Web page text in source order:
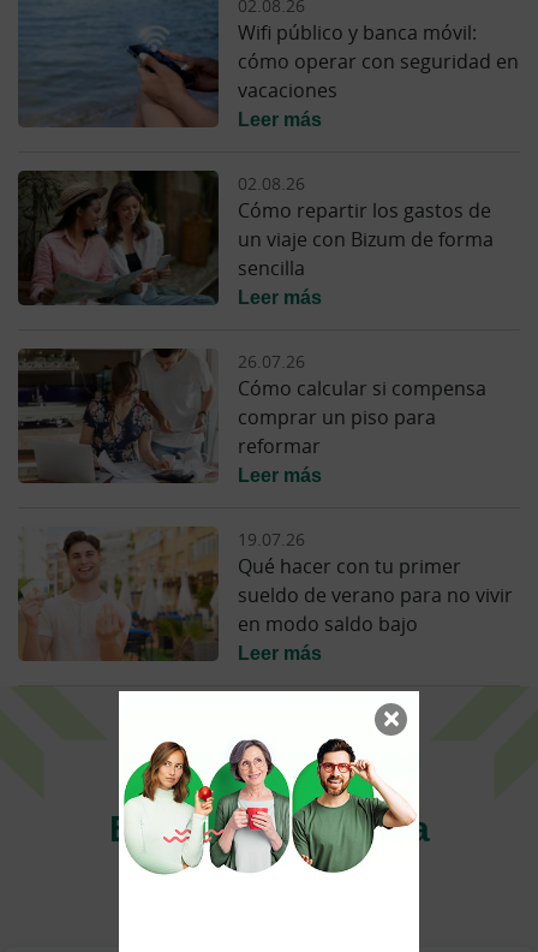
02.08.26
Wifi público y banca móvil:
cómo operar con seguridad en
vacaciones
Leer más
02.08.26
Cómo repartir los gastos de
un viaje con Bizum de forma
sencilla
Leer más
26.07.26
Cómo calcular si compensa
comprar un piso para
reformar
Leer más
19.07.26
Qué hacer con tu primer
sueldo de verano para no vivir
en modo saldo bajo
Leer más
Estamos aquí para
ayudarte
×